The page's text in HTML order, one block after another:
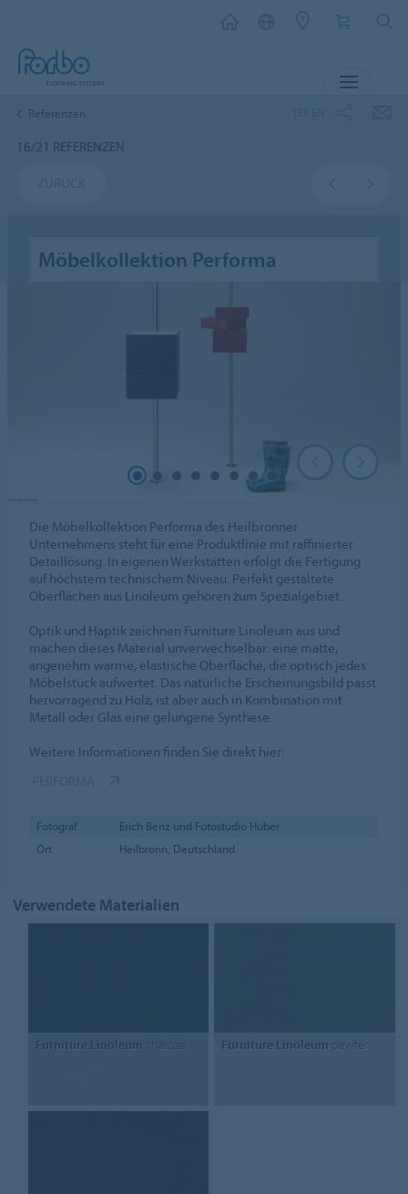
Referenzen
16/21 REFERENZEN
Möbelkollektion Performa
Die Möbelkollektion Performa des Heilbronner
Unternehmens steht für eine Produktlinie mit raffinierter
Detaillösung. In eigenen Werkstätten erfolgt die Fertigung
auf höchstem technischem Niveau. Perfekt gestaltete
Oberflächen aus Linoleum gehören zum Spezialgebiet.
Optik und Haptik zeichnen Furniture Linoleum aus und
machen dieses Material unverwechselbar: eine matte,
angenehm warme, elastische Oberfläche, die optisch jedes
Möbelstück aufwertet. Das natürliche Erscheinungsbild passt
hervorragend zu Holz, ist aber auch in Kombination mit
Metall oder Glas eine gelungene Synthese.
Weitere Informationen finden Sie direkt hier:
Fotograf
Erich Benz und Fotostudio Huber
Ort
Heilbronn, Deutschland
Verwendete Materialien
Furniture Linoleum charcoal Furniture Linoleum pewter